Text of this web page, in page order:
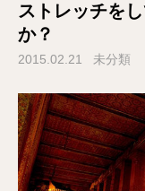
ストレッチを
か？
2015.02.21 未分類